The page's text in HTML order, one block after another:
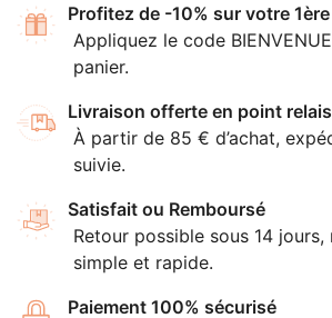
Profitez de -10% sur votre
Appliquez le code
panier.
Livraison offerte en point relais
À partir de 85 € d’achat,
suivie.
Satisfait ou Remboursé
Retour possible sous 14 jours,
simple et rapide.
Paiement 100% sécurisé